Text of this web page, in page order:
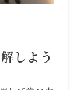
しよう